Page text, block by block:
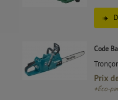
Code
Prix
+Éco-